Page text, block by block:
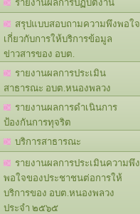
รายงานผลการปฏิบัติงาน
สรุปแบบสอบถามความพึงพอใจ
เกี่ยวกับการให้บริการข้อมูล
ข่าวสารของ อบต.
รายงานผลการประเมิน
สาธารณะ อบต.หนองพลวง
รายงานผลการดำเนินการ
ป้องกันการทุจริต
บริการสาธารณะ
รายงานผลการประเมินความพึง
พอใจของประชาชนต่อการให้
บริการของ อบต.หนองพลวง
ประจำ ๒๕๖๕